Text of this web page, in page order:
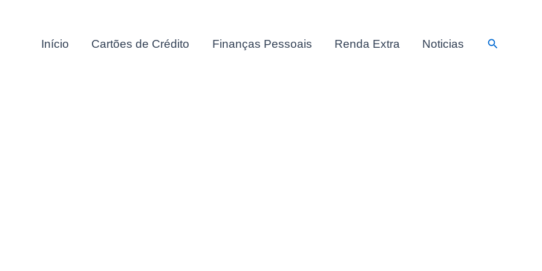
Início Cartões de Crédito Finanças Pessoais Renda Extra Noticias Pesquisar